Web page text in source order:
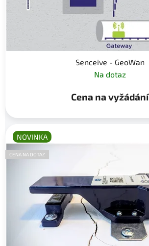
Senceive - GeoWan
Na dotaz
Cena na vyžádání
NOVINKA
CENA NA DOTAZ